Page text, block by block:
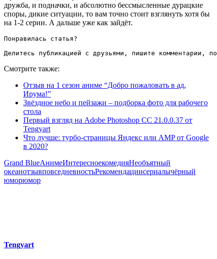
дружба, и подначки, и абсолютно бессмысленные дурацкие
споры, дикие ситуации, то вам точно стоит взглянуть хотя бы
на 1-2 серии. А дальше уже как зайдёт.
Понравилась статья?
Делитесь публикацией с друзьями, пишите комментарии,
Смотрите также:
Отзыв на 1 сезон аниме “Добро пожаловать в ад,
Ирума!”
Звёздное небо и пейзажи – подборка фото для рабочего
стола
Первый взгляд на Adobe Photoshop CC 21.0.0.37 от
Tengyart
Что лучше: турбо-страницы Яндекс или AMP от Google
в 2020?
Grand BlueАнимеИнтересноекомедияНеобъятный
океанотзывповседневностьРекомендациисериалычёрный
юморюмор
Tengyart